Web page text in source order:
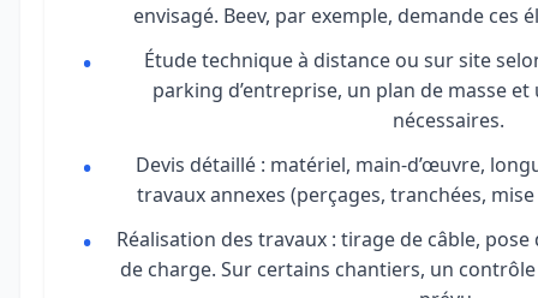
envisagé. Beev, par exemple, demande ces
Étude technique à distance ou sur site
parking d’entreprise, un plan de masse
nécessaires.
Devis détaillé : matériel, main-d’œuvre,
travaux annexes (perçages, tranchées,
Réalisation des travaux : tirage de câble,
de charge. Sur certains chantiers, un